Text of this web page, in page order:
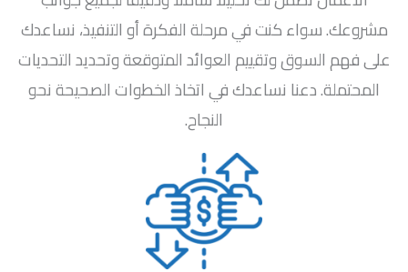
مشروعك. سواء كنت في مرحلة الفكرة أو التنفيذ، نساعدك
على فهم السوق وتقييم العوائد المتوقعة وتحديد التحديات
المحتملة. دعنا نساعدك في اتخاذ الخطوات الصحيحة نحو
النجاح.